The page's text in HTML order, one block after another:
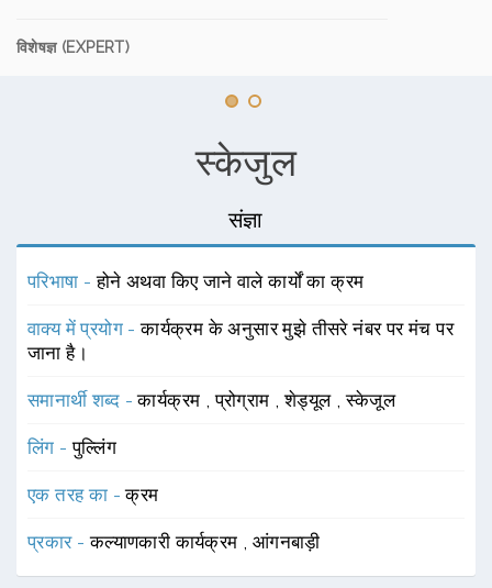
विशेषज्ञ (EXPERT)
स्केजुल
संज्ञा
परिभाषा -होने अथवा किए जाने वाले कार्यों का क्रम
वाक्य में प्रयोग -कार्यक्रम के अनुसार मुझे तीसरे नंबर पर मंच पर
जाना है।
समानार्थी शब्द -कार्यक्रम ,प्रोग्राम ,शेड्यूल ,स्केजूल
लिंग -पुल्लिंग
एक तरह का -क्रम
प्रकार -कल्याणकारी कार्यक्रम , आंगनबाड़ी